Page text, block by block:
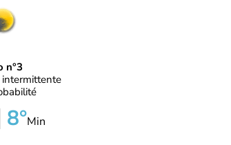
n°3
intermittente
8°Min